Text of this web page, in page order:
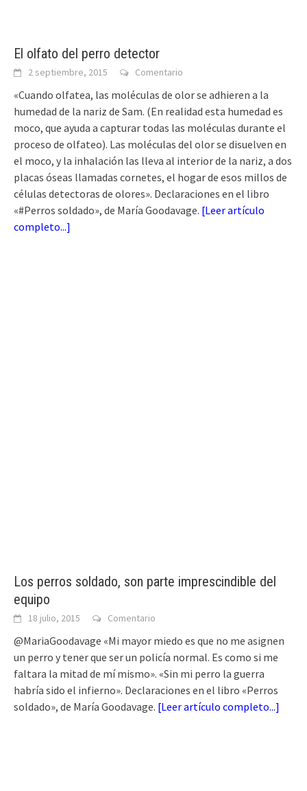
El olfato del perro detector
2 septiembre, 2015 Comentario
«Cuando olfatea, las moléculas de olor se adhieren a la
humedad de la nariz de Sam. (En realidad esta humedad es
moco, que ayuda a capturar todas las moléculas durante el
proceso de olfateo). Las moléculas del olor se disuelven en
el moco, y la inhalación las lleva al interior de la nariz, a dos
placas óseas llamadas cornetes, el hogar de esos millos de
células detectoras de olores». Declaraciones en el libro
«#Perros soldado», de María Goodavage. [Leer artículo
completo...]
Los perros soldado, son parte imprescindible del
equipo
18 julio, 2015 Comentario
@MariaGoodavage «Mi mayor miedo es que no me asignen
un perro y tener que ser un policía normal. Es como si me
faltara la mitad de mí mismo». «Sin mi perro la guerra
habría sido el infierno». Declaraciones en el libro «Perros
soldado», de María Goodavage. [Leer artículo completo...]